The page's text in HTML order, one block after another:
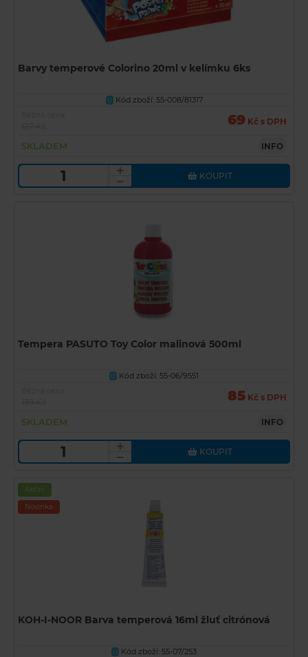
Barvy temperové Colorino 20ml v kelímku 6ks
U Kód zboží: 55-008/81317
69 Kč s DPH
SKLADEM INFO
KOUPIT
Tempera PASUTO Toy Color malinová 500ml
U
Kód zboží: 55-06/9551
85 Kč s DPH
SKLADEM INFO
KOUPIT
Akční
Novinka
KOH-I-NOOR Barva temperová 16ml žluť citrónová
U
Kód zboží: 55-07/253